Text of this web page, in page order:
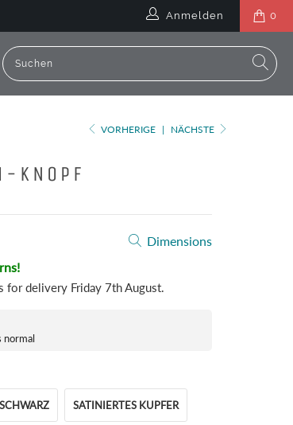
0
Anmelden
VORHERIGE | NÄCHSTE
KNOPF
Dimensions
for delivery Friday 7th August.
normal
SATINIERTES KUPFER